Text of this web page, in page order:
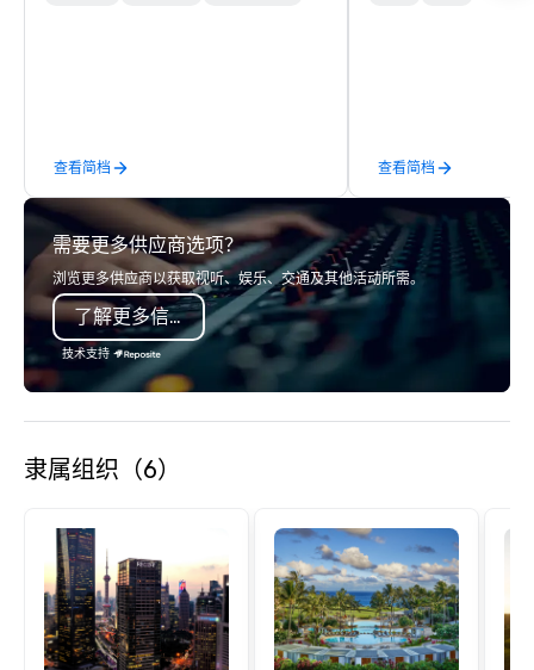
查看简档
experience all that
These city tours of
visitors and residents
scoop on the best
eat when visiting
provide in-depth
查看简档
需要更多供应商选项？
浏览更多供应商以获取视听、娱乐、交通及其他活动所需。
了解更多信息
技术支持
隶属组织（6）